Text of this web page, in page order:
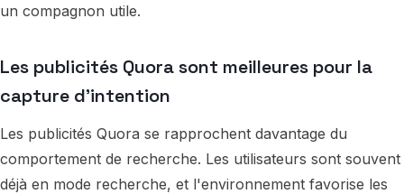
un compagnon utile.
Les publicités Quora sont meilleures pour la
capture d'intention
Les publicités Quora se rapprochent davantage du
comportement de recherche. Les utilisateurs sont souvent
déjà en mode recherche, et l'environnement favorise les